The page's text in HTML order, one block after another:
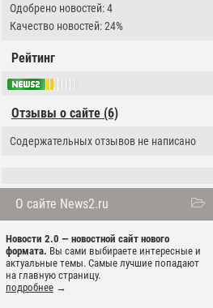
Одобрено новостей: 4
Качество новостей: 24%
Рейтинг
Отзывы о сайте (6)
Содержательных отзывов не написано
О сайте News2.ru
Новости 2.0 — новостной сайт нового
формата. Вы сами выбираете интересные и
актуальные темы. Самые лучшие попадают
на главную страницу.
подробнее →